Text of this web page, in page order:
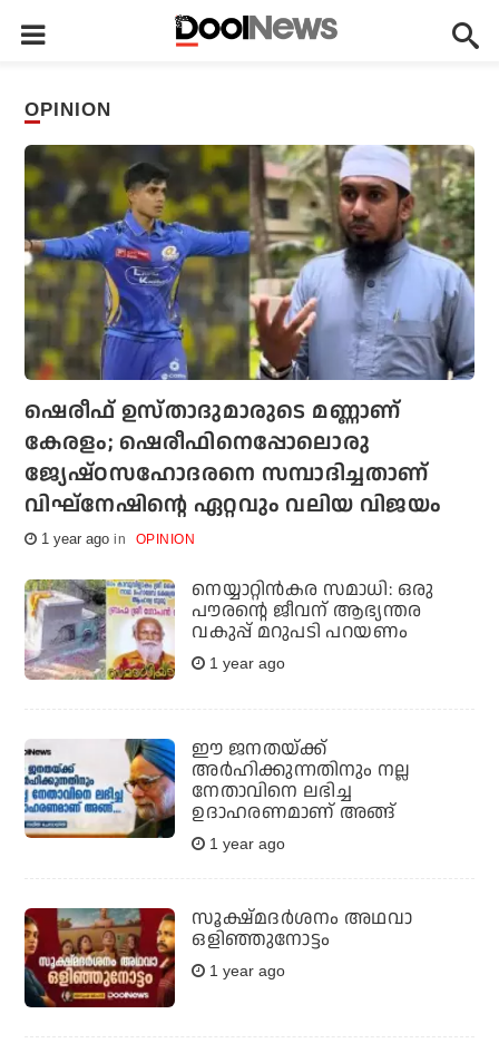
OPINION
ഷെരീഫ് ഉസ്താദുമാരുടെ മണ്ണാണ്
കേരളം; ഷെരീഫിനെപ്പോലൊരു
ജ്യേഷ്ഠസഹോദരനെ സമ്പാദിച്ചതാണ്
വിഘ്‌നേഷിന്റെ ഏറ്റവും വലിയ വിജയം
1 year ago OPINION
നെയ്യാറ്റിന്‍കര സമാധി: ഒരു
പൗരന്റെ ജീവന് ആഭ്യന്തര
വകുപ്പ് മറുപടി പറയണം
1 year ago
ഈ ജനതയ്ക്ക്
അര്‍ഹിക്കുന്നതിനും നല്ല
നേതാവിനെ ലഭിച്ച
ഉദാഹരണമാണ് അങ്ങ്
1 year ago
സൂക്ഷ്മദര്‍ശനം അഥവാ
ഒളിഞ്ഞുനോട്ടം
1 year ago